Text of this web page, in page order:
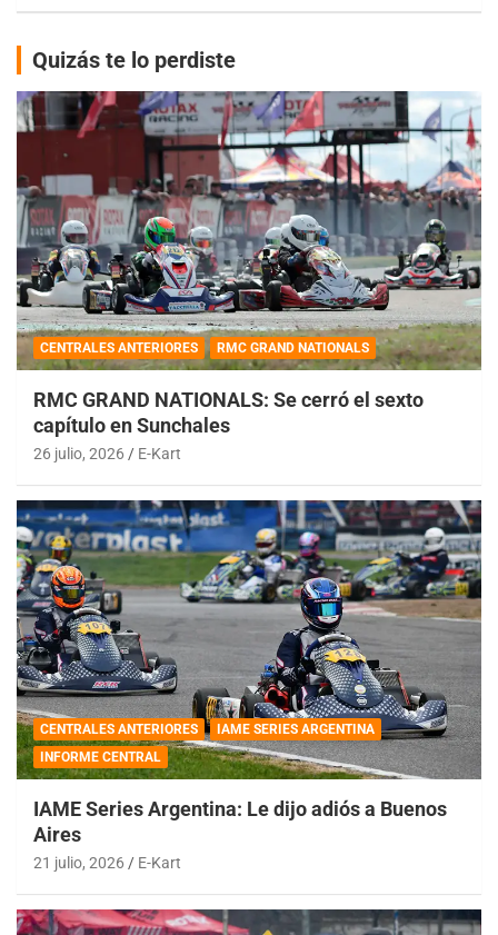
Quizás te lo perdiste
CENTRALES ANTERIORES RMC GRAND NATIONALS
RMC GRAND NATIONALS: Se cerró el sexto
capítulo en Sunchales
26 julio, 2026 E-Kart
CENTRALES ANTERIORES
IAME SERIES ARGENTINA
INFORME CENTRAL
IAME Series Argentina: Le dijo adiós a Buenos
Aires
21 julio, 2026 E-Kart